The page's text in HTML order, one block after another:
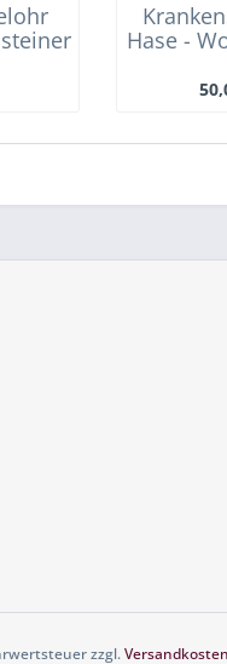
Hase -
zzgl.Versandkosten